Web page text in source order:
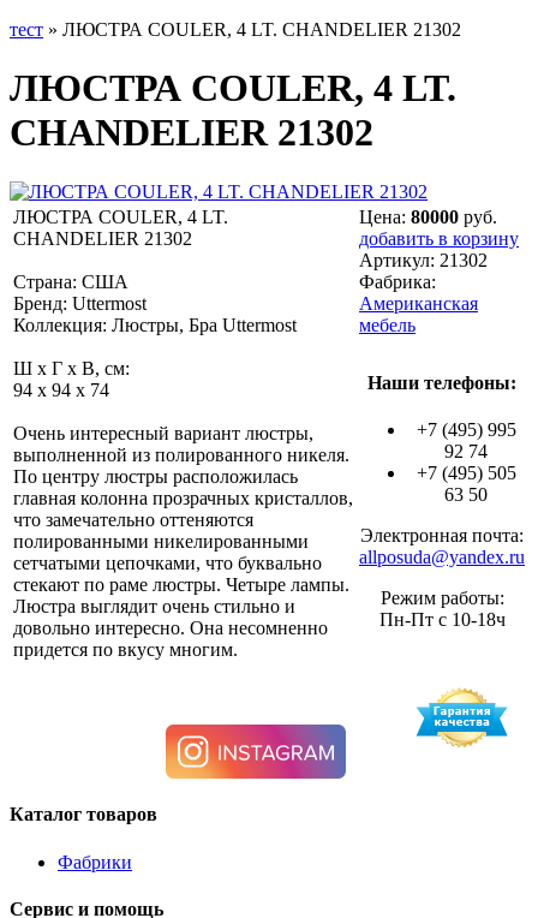
тест » ЛЮСТРА COULER, 4 LT. CHANDELIER 21302
ЛЮСТРА COULER, 4 LT.
CHANDELIER 21302
ЛЮСТРА COULER, 4 LT.
CHANDELIER 21302
Страна: США
Бренд: Uttermost
Коллекция: Люстры, Бра Uttermost
Ш x Г x В, см:
94 x 94 x 74
Очень интересный вариант люстры,
выполненной из полированного никеля.
По центру люстры расположилась
главная колонна прозрачных кристаллов,
что замечательно оттеняются
полированными никелированными
сетчатыми цепочками, что буквально
стекают по раме люстры. Четыре лампы.
Люстра выглядит очень стильно и
довольно интересно. Она несомненно
придется по вкусу многим.
Цена: 80000 руб.
добавить в корзину
Артикул: 21302
Фабрика:
Американская
мебель
Наши телефоны:
+7 (495) 995
92 74
+7 (495) 505
63 50
Электронная почта:
allposuda@yandex.ru
Режим работы:
Пн-Пт с 10-18ч
Каталог товаров
Фабрики
Сервис и помощь